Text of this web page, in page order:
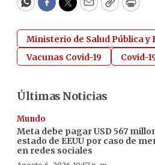
WhatsApp
Facebook
Twitter
EmailCopyPrint
Ministerio de Salud Pública y
Vacunas Covid-19
Covid-
Últimas Noticias
Mundo
Meta debe pagar USD 567
estado de EEUU por caso de
en redes sociales